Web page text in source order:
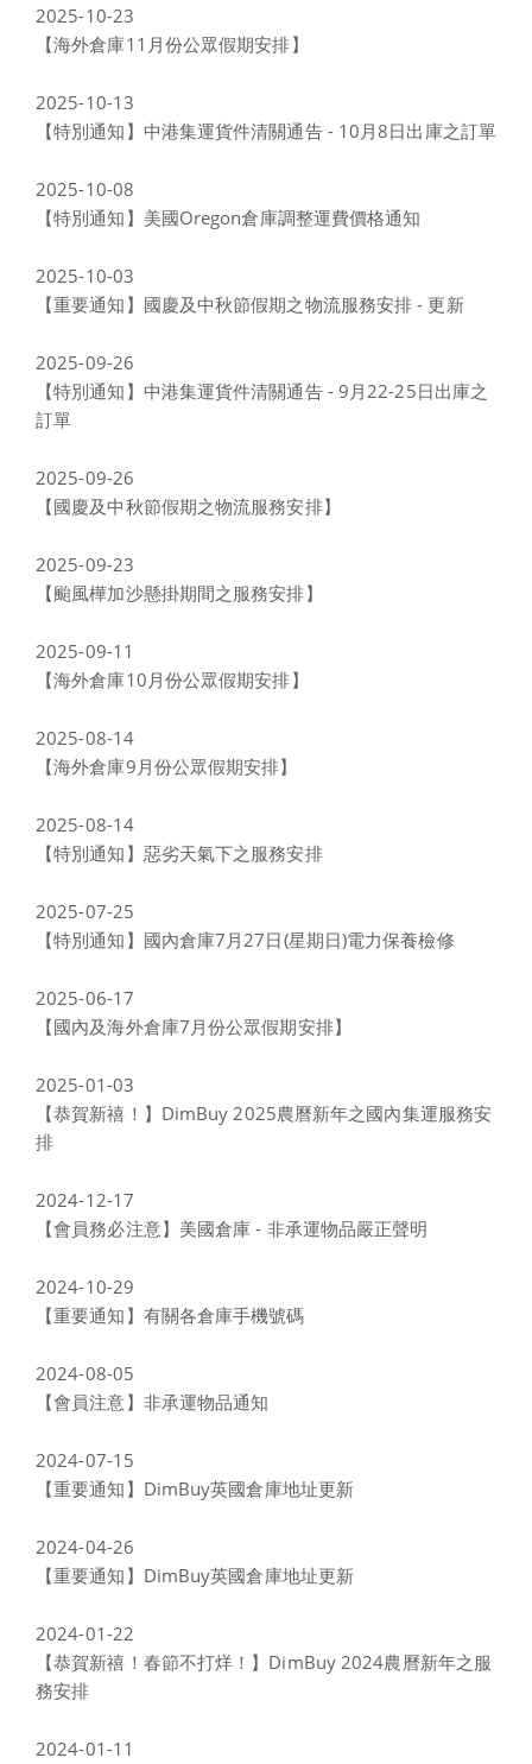
2025-10-23
【海外倉庫11月份公眾假期安排】
2025-10-13
【特別通知】中港集運貨件清關通告 - 10月8日出庫之訂單
2025-10-08
【特別通知】美國Oregon倉庫調整運費價格通知
2025-10-03
【重要通知】國慶及中秋節假期之物流服務安排 - 更新
2025-09-26
【特別通知】中港集運貨件清關通告 - 9月22-25日出庫之
訂單
2025-09-26
【國慶及中秋節假期之物流服務安排】
2025-09-23
【颱風樺加沙懸掛期間之服務安排】
2025-09-11
【海外倉庫10月份公眾假期安排】
2025-08-14
【海外倉庫9月份公眾假期安排】
2025-08-14
【特別通知】惡劣天氣下之服務安排
2025-07-25
【特別通知】國內倉庫7月27日(星期日)電力保養檢修
2025-06-17
【國內及海外倉庫7月份公眾假期安排】
2025-01-03
【恭賀新禧！】DimBuy 2025農曆新年之國內集運服務安
排
2024-12-17
【會員務必注意】美國倉庫 - 非承運物品嚴正聲明
2024-10-29
【重要通知】有關各倉庫手機號碼
2024-08-05
【會員注意】非承運物品通知
2024-07-15
【重要通知】DimBuy英國倉庫地址更新
2024-04-26
【重要通知】DimBuy英國倉庫地址更新
2024-01-22
【恭賀新禧！春節不打烊！】DimBuy 2024農曆新年之服
務安排
2024-01-11